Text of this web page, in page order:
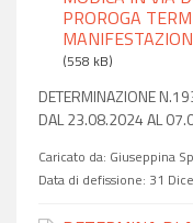
PROROGA
(558 kB)
DETERMINAZIONE
DAL 23.08.2024 AL
Caricato da: Giuseppina
Data di defissione: 31